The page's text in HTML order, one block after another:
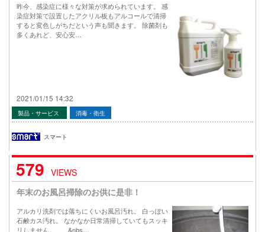
昨今、感染症に様々な対策が求められています。 感
染症対策で設置したアクリル板もアルコールで清掃
すると変色しがちだという声も聞きます。 除菌剤も
多くあれど、安心安…
2021/01/15 14:32
製品・サービス 消毒・衛生
スマート
579 VIEWS
年末のお風呂掃除のお供に是非！
アルカリ洗剤では落ちにくいお風呂汚れ。 白っぽい
石鹸カス汚れ。 なかなか日常清掃していてもスッキ
リしません。 &nbs…